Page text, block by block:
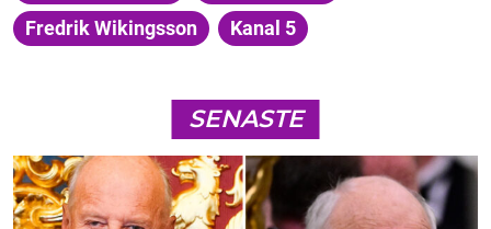
Fredrik Wikingsson
Kanal 5
SENASTE